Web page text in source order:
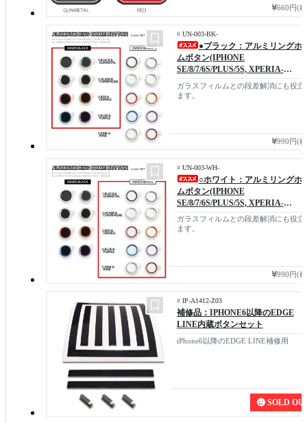
660円(
# UN-003-BK-
●ブラック：アルミリングホ
ムボタン(IPHONE
SE/8/7/6S/PLUS/5S, XPERIA-
XZ3/XZ2)
ガラスフィルムとの段差解消にも役立
ます。
990円(
# UN-003-WH-
○ホワイト：アルミリングホ
ムボタン(IPHONE
SE/8/7/6S/PLUS/5S, XPERIA-
XZ3/XZ2)
ガラスフィルムとの段差解消にも役立
ます。
990円(
# IP-A1412-Z03
補修品：IPHONE6以降のEDGE
LINE内蔵ボタンセット
iPhone6以降のEDGE LINE補修用
SOLD